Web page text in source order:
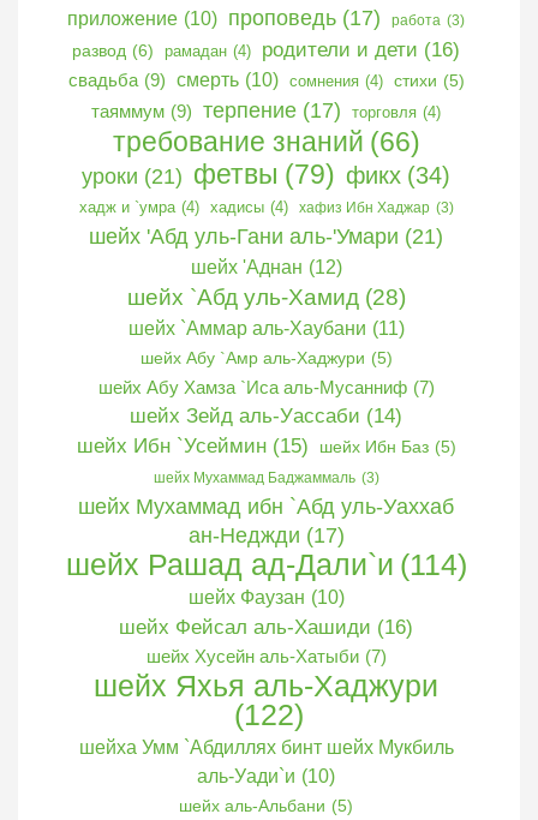
приложение (10) проповедь (17) работа (3)
развод (6) рамадан (4) родители и дети (16)
свадьба (9) смерть (10) сомнения (4) стихи (5)
таяммум (9) терпение (17) торговля (4)
требование знаний (66)
уроки (21) фетвы (79) фикх (34)
хадж и `умра (4) хадисы (4) хафиз Ибн Хаджар (3)
шейх 'Абд уль-Гани аль-'Умари (21)
шейх 'Аднан (12)
шейх `Абд уль-Хамид (28)
шейх `Аммар аль-Хаубани (11)
шейх Абу `Амр аль-Хаджури (5)
шейх Абу Хамза `Иса аль-Мусанниф (7)
шейх Зейд аль-Уассаби (14)
шейх Ибн `Усеймин (15) шейх Ибн Баз (5)
шейх Мухаммад Баджаммаль (3)
шейх Мухаммад ибн `Абд уль-Уаххаб
ан-Неджди (17)
шейх Рашад ад-Дали`и (114)
шейх Фаузан (10)
шейх Фейсал аль-Хашиди (16)
шейх Хусейн аль-Хатыби (7)
шейх Яхья аль-Хаджури
(122)
шейха Умм `Абдиллях бинт шейх Мукбиль
аль-Уади`и (10)
шейх аль-Альбани (5)